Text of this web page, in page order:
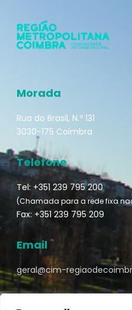
Morada
Rua do Brasil, N.º 131
3030-175 Coimbra
Telefone
Tel: +351 239 795 200
(Chamada para a rede fixa
Fax: +351 239 795 209
Email
geral@cim-